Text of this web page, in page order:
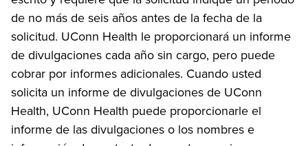
de no más de seis años antes de la fecha de la
solicitud. UConn Health le proporcionará un informe
de divulgaciones cada año sin cargo, pero puede
cobrar por informes adicionales. Cuando usted
solicita un informe de divulgaciones de UConn
Health, UConn Health puede proporcionarle el
informe de las divulgaciones o los nombres e